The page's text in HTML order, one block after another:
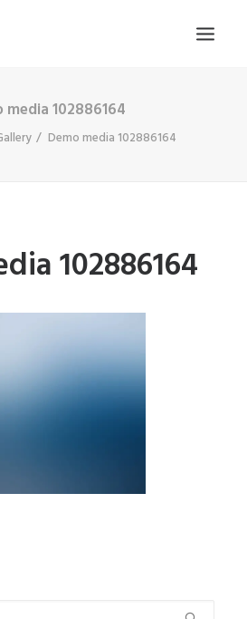
media 102886164
Demo media 102886164
102886164